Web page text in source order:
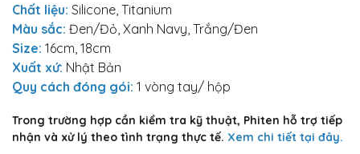
Chất liệu: Silicone, Titanium
Màu sắc: Đen/Đỏ, Xanh Navy, Trắng/Đen
Size: 16cm, 18cm
Xuất xứ: Nhật Bản
Quy cách đóng gói: 1 vòng tay/ hộp
Trong trường hợp cần kiểm tra kỹ thuật, Phiten hỗ trợ tiếp
nhận và xử lý theo tình trạng thực tế. Xem chi tiết tại đây.